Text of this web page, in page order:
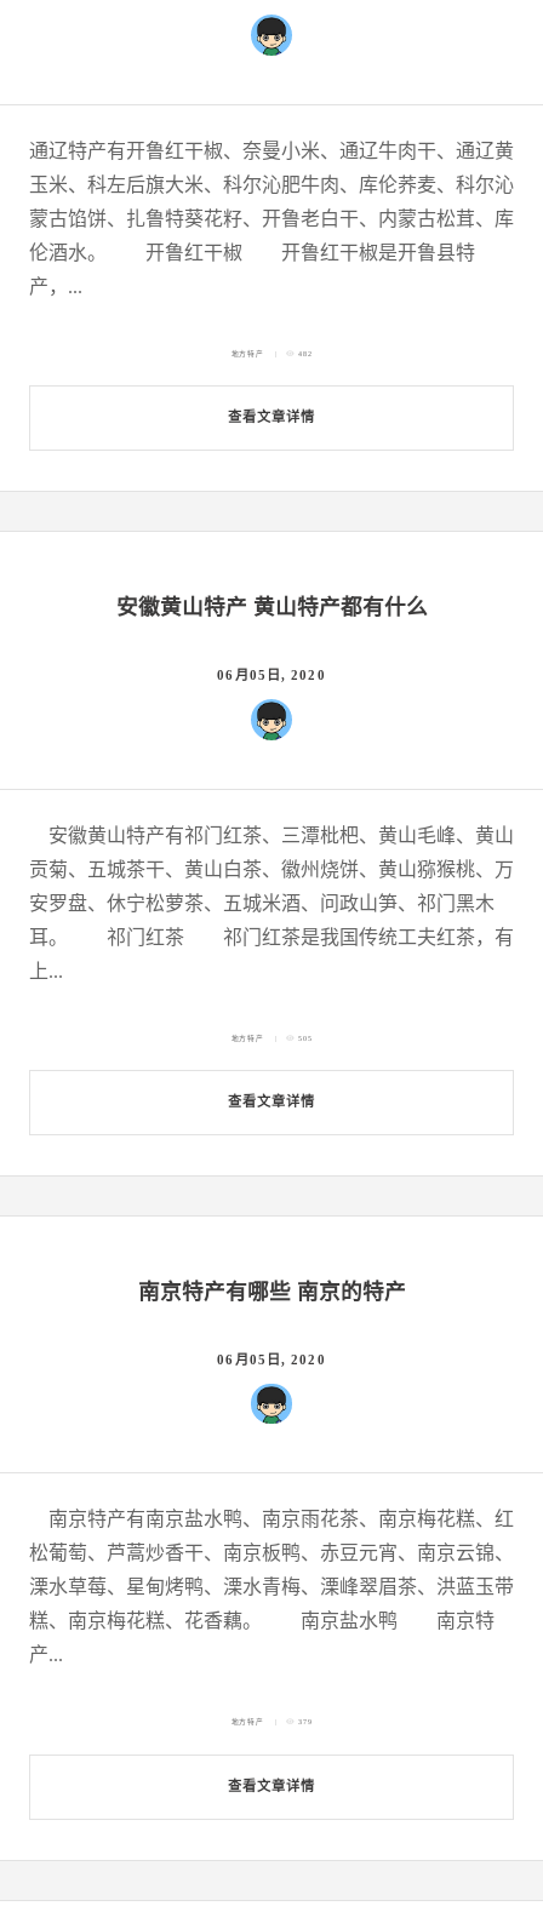
通辽特产有开鲁红干椒、奈曼小米、通辽牛肉干、通辽黄
玉米、科左后旗大米、科尔沁肥牛肉、库伦荞麦、科尔沁
蒙古馅饼、扎鲁特葵花籽、开鲁老白干、内蒙古松茸、库
伦酒水。 开鲁红干椒 开鲁红干椒是开鲁县特
产，...
查看文章详情
地方特产 482
安徽黄山特产 黄山特产都有什么
06月05日, 2020
安徽黄山特产有祁门红茶、三潭枇杷、黄山毛峰、黄山
贡菊、五城茶干、黄山白茶、徽州烧饼、黄山猕猴桃、万
安罗盘、休宁松萝茶、五城米酒、问政山笋、祁门黑木
耳。 祁门红茶 祁门红茶是我国传统工夫红茶，有
上...
查看文章详情
地方特产 505
南京特产有哪些 南京的特产
06月05日, 2020
南京特产有南京盐水鸭、南京雨花茶、南京梅花糕、红
松葡萄、芦蒿炒香干、南京板鸭、赤豆元宵、南京云锦、
溧水草莓、星甸烤鸭、溧水青梅、溧峰翠眉茶、洪蓝玉带
糕、南京梅花糕、花香藕。 南京盐水鸭 南京特
产...
查看文章详情
地方特产 379